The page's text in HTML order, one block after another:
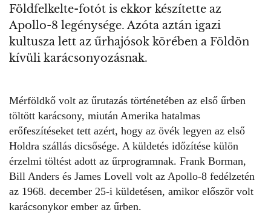
Földfelkelte-fotót is ekkor készítette az
Apollo-8 legénysége. Azóta aztán igazi
kultusza lett az űrhajósok körében a Földön
kívüli karácsonyozásnak.
Mérföldkő volt az űrutazás történetében az első űrben
töltött karácsony, miután Amerika hatalmas
erőfeszítéseket tett azért, hogy az övék legyen az első
Holdra szállás dicsősége. A küldetés időzítése külön
érzelmi töltést adott az űrprogramnak. Frank Borman,
Bill Anders és James Lovell volt az Apollo-8 fedélzetén
az 1968. december 25-i küldetésen, amikor először volt
karácsonykor ember az űrben.